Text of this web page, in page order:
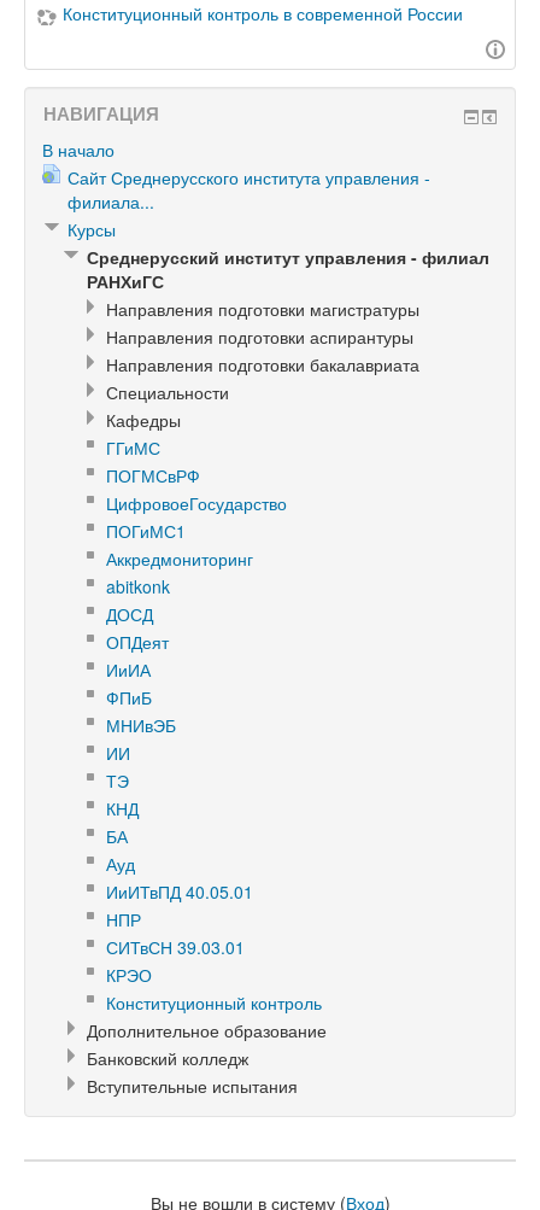
Конституционный контроль в современной России
НАВИГАЦИЯ
В начало
Сайт Среднерусского института управления -
филиала...
Курсы
Среднерусский институт управления - филиал
РАНХиГС
Направления подготовки магистратуры
Направления подготовки аспирантуры
Направления подготовки бакалавриата
Специальности
Кафедры
ГГиМС
ПОГМСвРФ
ЦифровоеГосударство
ПОГиМС1
Аккредмониторинг
abitkonk
ДОСД
ОПДеят
ИиИА
ФПиБ
МНИвЭБ
ИИ
ТЭ
КНД
БА
Ауд
ИиИТвПД 40.05.01
НПР
СИТвСН 39.03.01
КРЭО
Конституционный контроль
Дополнительное образование
Банковский колледж
Вступительные испытания
Вы не вошли в систему (Вход)